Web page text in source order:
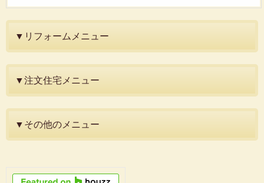
▼リフォームメニュー
▼注文住宅メニュー
▼その他のメニュー